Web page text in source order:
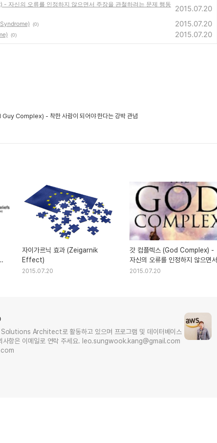
- 자신의 오류를 인정하지 않으면서 주장을 관철하려는 문제 행동 2015.07.20
(0) 2015.07.20
(0) 2015.07.20
Complex) - 착한 사람이 되어야 한다는 강박 관념
자이가르닉 효과 (Zeigarnik
Effect)
2015.07.20
갓 컴플렉스 (God Complex) -
자신의 오류를 인정하지 않으면서
주장을 관철하려는 문제 행동
2015.07.20
Solutions Architect로 활동하고 있으며 프로그램 및 데이터베이스
사항은 이메일로 연락 주세요. leo.sungwook.kang@gmail.com